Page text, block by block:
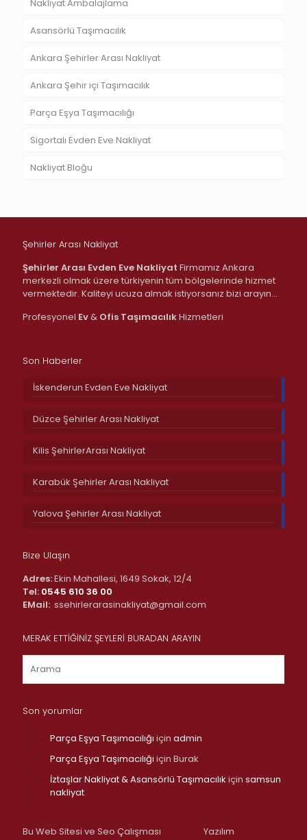
Nakliyat Ambalajlama
Asansörlü Taşımacılık
Ankara Şehirler Arası Nakliyat
Ankara Şehir içi Taşımacılık
Parça Eşya Taşımacılığı
Sigortalı Evden Eve Nakliyat
Nakliyat Bloğu
Şehirler Arası Nakliyat
Şehirler Arası Evden Eve Nakliyat Firmamız Ankara
merkezli olmak üzere türkiyenin tüm bölgelerinde hizmet
vermektedir. Kaliteyi ucuza almak istiyorsanız bizi arayın…
Profesyonel Ev& Ofis TaşımacılıkHizmetleri
Son Haberler
İskenderun Evden Eve Nakliyat
Düzce Şehirler Arası Nakliyat
Kilis ŞehirlerArası Nakliyat
Karabük Şehirler Arası Nakliyat
Yalova Şehirler Arası Nakliyat
Bize Ulaşın
Adres:Ekin Mahallesi, 1649 Sokak, 12/4
Tel: 0545 610 36 00
EMail: ssehirlerarasinakliyat@gmail.com
MERAK ETTİĞİNİZ ŞEYLERİ BURADAN ARAYIN
Son yorumlar
Parça Eşya Taşımacılığı için admin
Parça Eşya Taşımacılığı için Burak
İztaşlar Nakliyat & Asansörlü Taşımacılık için samsun
nakliyat
Bu Web Sitesi ve Seo Çalışması
Yazılım